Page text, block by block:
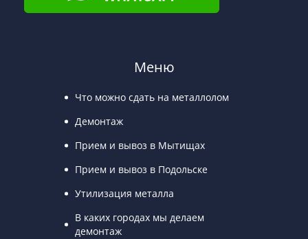
Меню
Что можно сдать на металлолом
Демонтаж
Прием и вывоз в Мытищах
Прием и вывоз в Подольске
Утилизация металла
В каких городах мы делаем
демонтаж